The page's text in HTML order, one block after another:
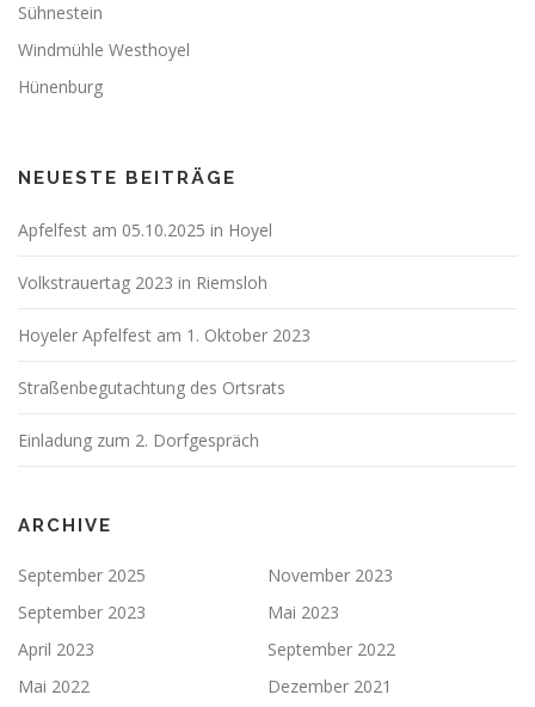
Sühnestein
Windmühle Westhoyel
Hünenburg
NEUESTE BEITRÄGE
Apfelfest am 05.10.2025 in Hoyel
Volkstrauertag 2023 in Riemsloh
Hoyeler Apfelfest am 1. Oktober 2023
Straßenbegutachtung des Ortsrats
Einladung zum 2. Dorfgespräch
ARCHIVE
September 2025
November 2023
September 2023
Mai 2023
April 2023
September 2022
Mai 2022
Dezember 2021